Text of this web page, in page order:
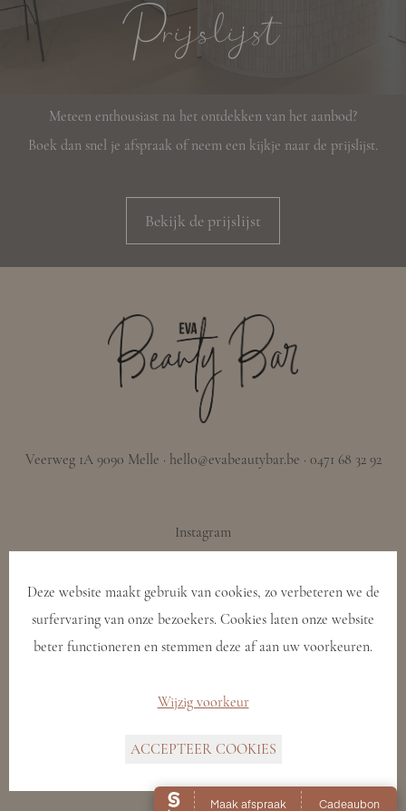
Prijslijst
Meteen enthousiast na het ontdekken van het aanbod?
Boek dan snel je afspraak of neem een kijkje naar de prijslijst.
Bekijk de prijslijst
Deze website maakt gebruik van cookies, zo verbeteren we de
surfervaring van onze bezoekers. Cookies laten onze website
beter functioneren en stemmen deze af aan uw voorkeuren.
Wijzig voorkeur
ACCEPTEER COOKIES
Veerweg 1A 9090 Melle · hello@evabeautybar.be · 0471 68 32 92
Instagram
Privacy